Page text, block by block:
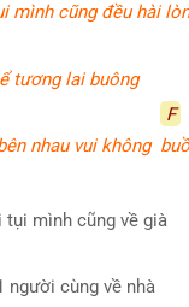
mình cũng đều hài
tương lai buông
nhau vui không
F
tụi mình cũng về già
người cùng về nhà